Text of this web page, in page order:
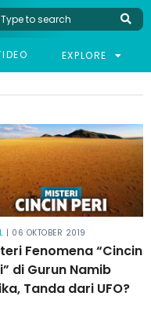
EXPLORE
| 06 OKTOBER 2019
Fenomena “Cincin
di Gurun Namib
Tanda dari UFO?